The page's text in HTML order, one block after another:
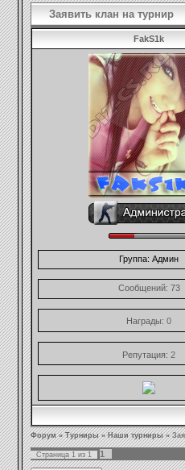
Заявить клан на турнир
FakS1k
Группа: Админ
Сообщений: 73
Награды: 0
Репутация: 2
Форум » Турниры » Наши турниры »
Страница 1 из 1
1